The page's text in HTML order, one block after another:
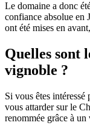
Le domaine a donc
confiance absolue en
ont été mises en
Quelles sont
vignoble ?
Si vous êtes
vous attarder sur le
renommée grâce à